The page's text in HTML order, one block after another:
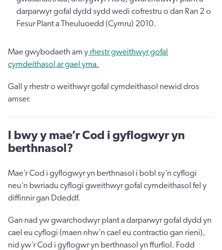
darparwyr gofal dydd sydd wedi cofrestru o dan Ran 2 o
Fesur Plant a Theuluoedd (Cymru) 2010.
Mae gwybodaeth am y rhestr gweithwyr gofal
cymdeithasol ar gael yma.
Gall y rhestr o weithwyr gofal cymdeithasol newid dros
amser.
I bwy y mae’r Cod i gyflogwyr yn
berthnasol?
Mae’r Cod i gyflogwyr yn berthnasol i bobl sy’n cyflogi
neu’n bwriadu cyflogi gweithwyr gofal cymdeithasol fel y
diffinnir gan Ddeddf.
Gan nad yw gwarchodwyr plant a darparwyr gofal dydd yn
cael eu cyflogi (maen nhw’n cael eu contractio gan rieni),
nid yw’r Cod i gyflogwr yn berthnasol yn ffurfiol. Fodd